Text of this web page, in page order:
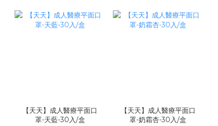
【天天】成人醫療平面口
罩-天藍-30入/盒
【天天】成人醫療平面口
罩-奶霜杏-30入/盒